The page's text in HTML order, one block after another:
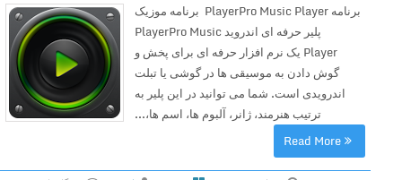
برنامه PlayerPro Music Player برنامه موزیک
پلیر حرفه ای اندروید PlayerPro Music
Player یک نرم افزار حرفه ای برای پخش و
گوش دادن به موسیقی ها در گوشی یا تبلت
اندرویدی است. شما می توانید در این پلیر به
ترتیب هنرمند، ژانر، آلبوم ها، اسم ها،...
Read More